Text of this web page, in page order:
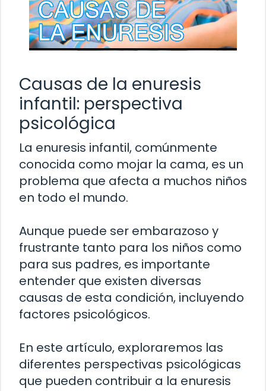
Causas de la enuresis
infantil: perspectiva
psicológica
La enuresis infantil, comúnmente
conocida como mojar la cama, es un
problema que afecta a muchos niños
en todo el mundo.
Aunque puede ser embarazoso y
frustrante tanto para los niños como
para sus padres, es importante
entender que existen diversas
causas de esta condición, incluyendo
factores psicológicos.
En este artículo, exploraremos las
diferentes perspectivas psicológicas
que pueden contribuir a la enuresis